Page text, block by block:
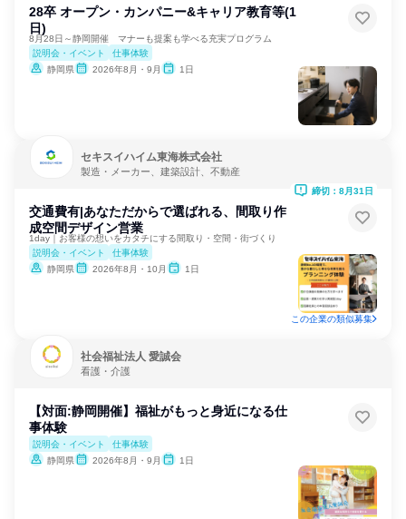
28卒 オープン・カンパニー&キャリア教育等(1
日)
8月28日～静岡開催 マナーも提案も学べる充実プログラム
説明会・イベント
仕事体験
静岡県
2026年8月・9月 1日
セキスイハイム東海株式会社
製造・メーカー、建築設計、不動産
交通費有|あなただからで選ばれる、間取り作
成空間デザイン営業
1day｜お客様の想いをカタチにする間取り・空間・街づくり
説明会・イベント
仕事体験
静岡県
2026年8月・10月 1日
締切：8月31日
この企業の類似募集
社会福祉法人 愛誠会
看護・介護
【対面:静岡開催】福祉がもっと身近になる仕
事体験
説明会・イベント
仕事体験
静岡県
2026年8月・9月 1日